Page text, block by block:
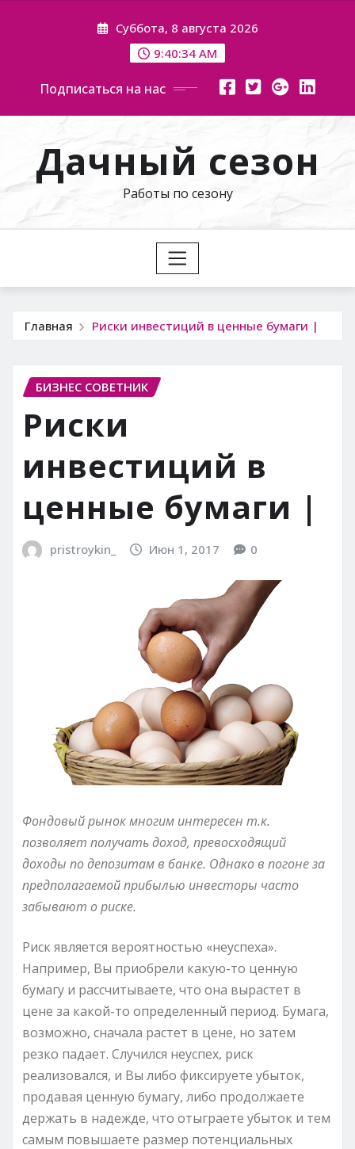
Суббота, 8 августа 2026
9:40:35 AM
Подписаться на нас
Дачный сезон
Работы по сезону
Главная Риски инвестиций в ценные бумаги |
БИЗНЕС СОВЕТНИК
Риски
инвестиций в
ценные бумаги |
pristroykin_ Июн 1, 2017 0
Фондовый рынок многим интересен т.к.
позволяет получать доход, превосходящий
доходы по депозитам в банке. Однако в погоне за
предполагаемой прибылью инвесторы часто
забывают о риске.
Риск является вероятностью «неуспеха».
Например, Вы приобрели какую-то ценную
бумагу и рассчитываете, что она вырастет в
цене за какой-то определенный период. Бумага,
возможно, сначала растет в цене, но затем
резко падает. Случился неуспех, риск
реализовался, и Вы либо фиксируете убыток,
продавая ценную бумагу, либо продолжаете
держать в надежде, что отыграете убыток и тем
самым повышаете размер потенциальных